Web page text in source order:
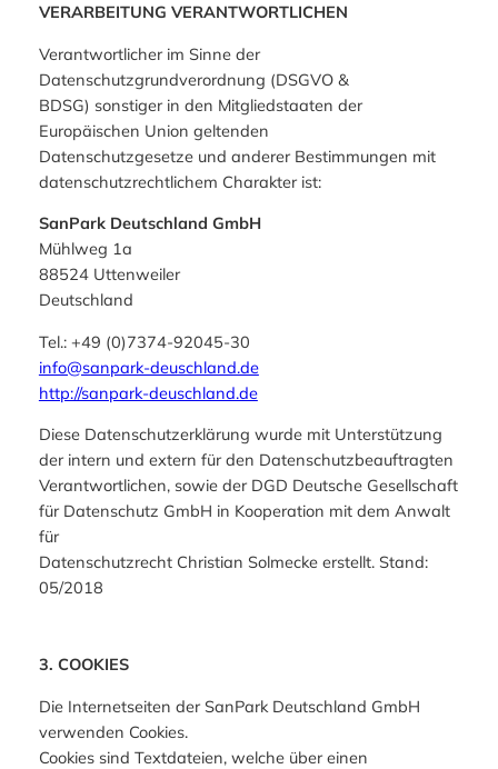
VERARBEITUNG VERANTWORTLICHEN
Verantwortlicher im Sinne der
Datenschutzgrundverordnung (DSGVO &
BDSG) sonstiger in den Mitgliedstaaten der
Europäischen Union geltenden
Datenschutzgesetze und anderer Bestimmungen mit
datenschutzrechtlichem Charakter ist:
SanPark Deutschland GmbH
Mühlweg 1a
88524 Uttenweiler
Deutschland
Tel.: +49 (0)7374-92045-30
info@sanpark-deuschland.de
http://sanpark-deuschland.de
Diese Datenschutzerklärung wurde mit Unterstützung
der intern und extern für den Datenschutzbeauftragten
Verantwortlichen, sowie der DGD Deutsche Gesellschaft
für Datenschutz GmbH in Kooperation mit dem Anwalt
für
Datenschutzrecht Christian Solmecke erstellt. Stand:
05/2018
3. COOKIES
Die Internetseiten der SanPark Deutschland GmbH
verwenden Cookies.
Cookies sind Textdateien, welche über einen